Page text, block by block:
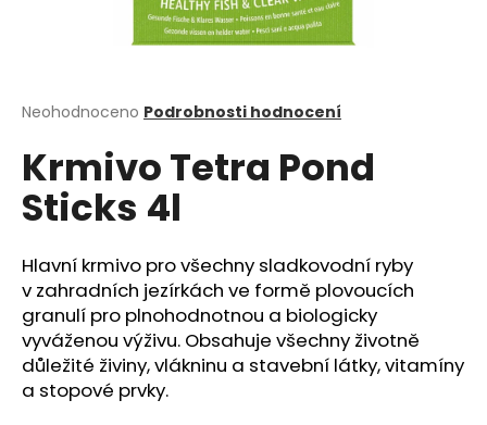
Průměrné
produktu
je
0,0
z
hvězdiček.
Neohodnoceno Podrobnosti hodnocení
Krmivo Tetra Pond
Sticks 4l
Hlavní krmivo pro všechny sladkovodní ryby
v zahradních jezírkách ve formě plovoucích
granulí pro plnohodnotnou a biologicky
vyváženou výživu. Obsahuje všechny životně
důležité živiny, vlákninu a stavební látky, vitamíny
a stopové prvky.
?
D
o
p
o